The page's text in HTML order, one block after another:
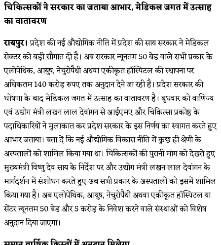
चिकित्सकों ने सरकार का जताया आभार, मेडिकल जगत में उत्साह
का वातावरण
रायपुर।प्रदेश की नई औद्योगिक नीति में प्रदेश की साय सरकार ने मेडिकल
सेक्टर को बड़ी सौगात दी है। अब सरकार न्यूनतम 50 बेड वाले सभी प्रकार के
एलोपेथिक, आयुष, नेचुरोपैथी अथवा एकीकृत हॉस्पिटल की स्थापना पर
अधिकतम 140 करोड़ रुपए तक अनुदान देने जा रही है। प्रदेश सरकार की
घोषणा के बाद मेडिकल जगत में उत्साह का वातावरण है। बुधवार को वाणिज्य
एवं उद्योग मंत्री लखन लाल देवांगन से आईएमए और चिकित्सा प्रकोष्ठ के
पदाधिकारियों ने मुलाकात कर प्रदेश सरकार के इस निर्णय का स्वागत करते हुए
आभार जताया। बता दें कि नई औद्योगिक विकास नीति में कुछ ही श्रेणी के
अस्पतालों को शामिल किया गया था। चिकित्सकों की पुरानी मांग को देखते हुए
मुख्यमंत्री विष्णु देव साय के निर्देश पर और उद्योग मंत्री लखन लाल देवांगन के
मार्गदर्शन में संशोधन करते हुए अब सभी प्रकार के अस्पतालों को इसमें शामिल
किया गया है। अब एलोपेथिक, आयुष, नेचुरोपैथी अथवा एकीकृत हॉस्पिटल या
सेंटर न्यूनतम 50 बेड और 5 करोड़ के निवेश करने वाले संस्थाओं को विशेष
अनुदान दिया जाएगा।